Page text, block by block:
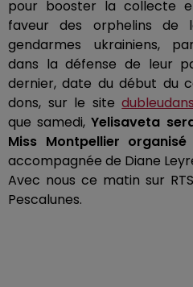
pour booster la collecte
faveur des orphelins de
gendarmes ukrainiens,
dans la défense de leur
dernier, date du début du
dons, sur le site
que samedi,Yelisaveta
Miss Montpellier
accompagnée de Diane
Avec nous ce matin sur
Pescalunes.